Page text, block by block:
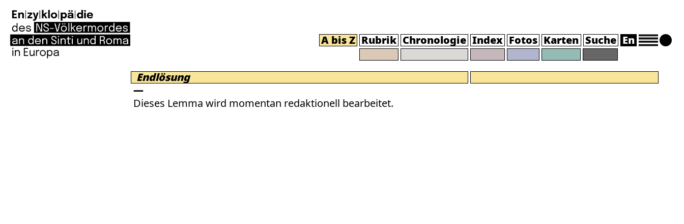
A bis Z Rubrik Chronologie Index Fotos Karten Suche En
Endlösung
Dieses Lemma wird momentan redaktionell bearbeitet.